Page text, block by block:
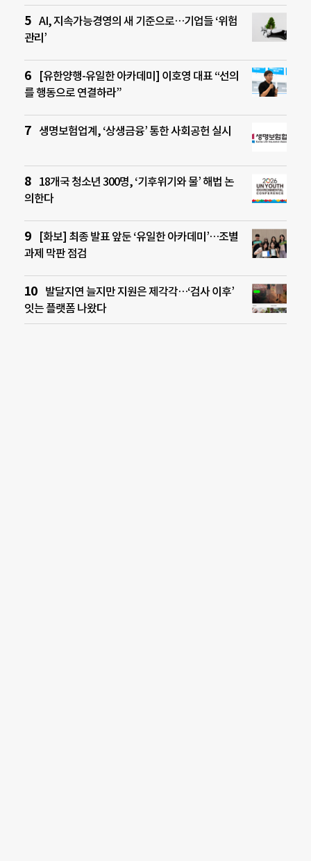
AI, 지속가능경영의 새 기준으로…기업들 ‘위험
관리’
[유한양행-유일한 아카데미] 이호영 대표 “선의
를 행동으로 연결하라”
생명보험업계, ‘상생금융’ 통한 사회공헌 실시
18개국 청소년 300명, ‘기후위기와 물’ 해법 논
의한다
[화보] 최종 발표 앞둔 ‘유일한 아카데미’…조별
과제 막판 점검
발달지연 늘지만 지원은 제각각…‘검사 이후’
잇는 플랫폼 나왔다